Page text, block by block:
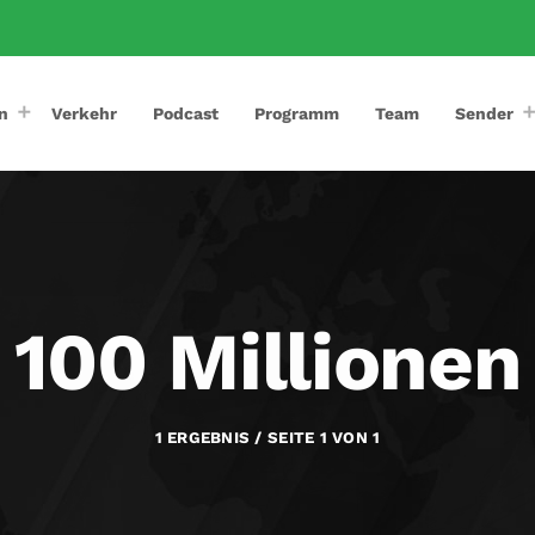
Verkehr Podcast Programm Team Sender
100 Millionen
1 ERGEBNIS / SEITE 1 VON 1